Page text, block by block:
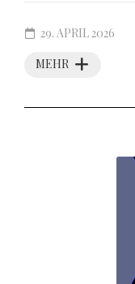
MEHR
29. APRIL 2026